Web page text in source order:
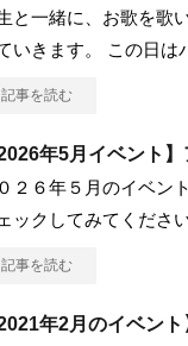
と一緒に、お歌を歌
いきます。 この日は
記事を読む
2026年5月イベント
２６年５月のイベン
ックしてみてくださ
記事を読む
2021年2月のイベン